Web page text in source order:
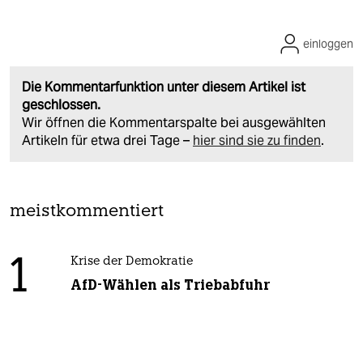
Die Kommentarfunktion unter diesem Artikel ist
geschlossen.
Wir öffnen die Kommentarspalte bei ausgewählten
Artikeln für etwa drei Tage – hier sind sie zu finden.
einloggen
meistkommentiert
1 Krise der Demokratie
AfD-Wählen als Triebabfuhr